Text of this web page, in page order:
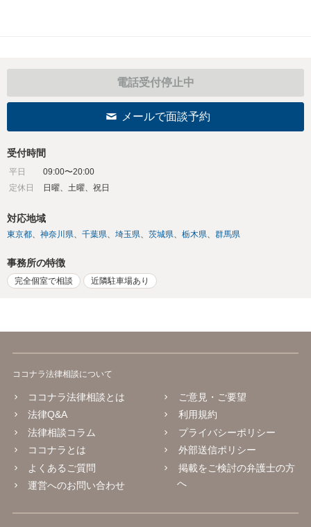
電話受付停止中
メールで面談予約
受付時間
平日
09:00〜20:00
定休日
日曜、土曜、祝日
対応地域
東京都 神奈川県 千葉県 埼玉県 茨城県 栃木県 群馬県
事務所の特徴
完全個室で相談 近隣駐車場あり
ココナラ法律相談について
ココナラ法律相談とは
法律Q&A
法律相談コラム
ココナラとは
よくあるご質問
運営へのお問い合わせ
ご意見・ご要望
利用規約
プライバシーポリシー
外部送信ポリシー
掲載をご検討の弁護士の方
へ